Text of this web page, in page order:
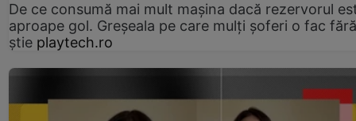
De ce consumă mai mult mașina dacă rezervorul
aproape gol. Greșeala pe care mulți șoferi o fac
știe playtech.ro